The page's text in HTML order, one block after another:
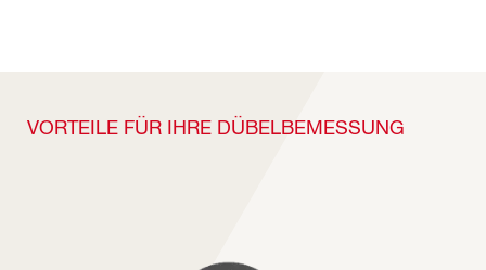
VORTEILE FÜR IHRE DÜBELBEMESSUNG